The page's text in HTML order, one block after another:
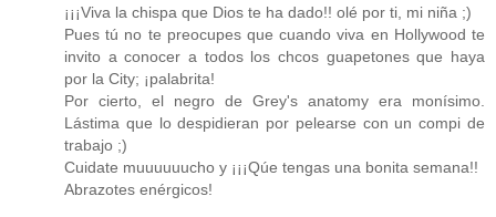
¡¡¡Viva la chispa que Dios te ha dado!! olé por ti, mi niña ;)
Pues tú no te preocupes que cuando viva en Hollywood te
invito a conocer a todos los chcos guapetones que haya
por la City; ¡palabrita!
Por cierto, el negro de Grey's anatomy era monísimo.
Lástima que lo despidieran por pelearse con un compi de
trabajo ;)
Cuidate muuuuuucho y ¡¡¡Qúe tengas una bonita semana!!
Abrazotes enérgicos!